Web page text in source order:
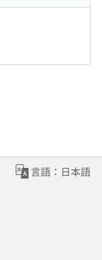
言語：日本語